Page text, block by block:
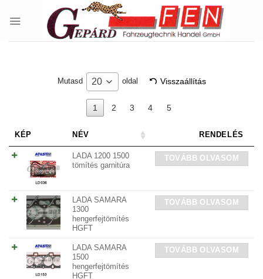
Mutasd 20 oldal Visszaállítás
1 2 3 4 5
KÉP NÉV RENDELÉS
LADA 1200 1500
tömítés garnitúra
TOVÁBB OLVASOM
LADA SAMARA
1300
hengerfejtömítés
HGFT
TOVÁBB OLVASOM
LADA SAMARA
1500
hengerfejtömítés
HGFT
TOVÁBB OLVASOM